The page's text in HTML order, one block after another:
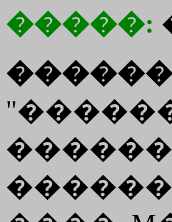
�����: